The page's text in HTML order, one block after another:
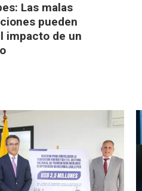
Las malas
pueden
impacto de un